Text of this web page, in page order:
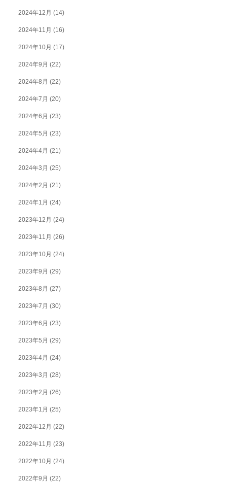
2024年12月 (14)
2024年11月 (16)
2024年10月 (17)
2024年9月 (22)
2024年8月 (22)
2024年7月 (20)
2024年6月 (23)
2024年5月 (23)
2024年4月 (21)
2024年3月 (25)
2024年2月 (21)
2024年1月 (24)
2023年12月 (24)
2023年11月 (26)
2023年10月 (24)
2023年9月 (29)
2023年8月 (27)
2023年7月 (30)
2023年6月 (23)
2023年5月 (29)
2023年4月 (24)
2023年3月 (28)
2023年2月 (26)
2023年1月 (25)
2022年12月 (22)
2022年11月 (23)
2022年10月 (24)
2022年9月 (22)